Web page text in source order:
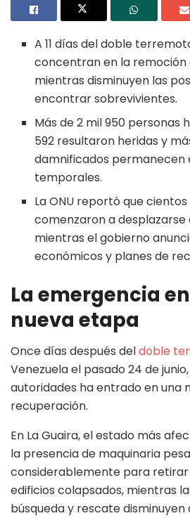
A 11 días del doble
concentran en la remoción
mientras disminuyen las
encontrar sobrevivientes.
Más de 2 mil 950 personas
592 resultaron heridas y
damnificados
temporales.
La ONU reportó que
comenzaron a desplazarse
mientras el gobierno
económicos y planes de
La emergencia
nueva etapa
Once días después deldoble
Venezuela el pasado 24 de
autoridades ha entrado en una
recuperación.
En La Guaira, el estado más
la presencia de maquinaria
considerablemente para
edificios colapsados, mientras
búsqueda y rescate disminuyen